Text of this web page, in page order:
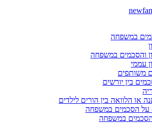
במשפחה
והסכמים במשפחה
עממי
משותפים
בין יורשים
או הלוואה בין הורים לילדים
על הסכמים במשפחה
במשפחה